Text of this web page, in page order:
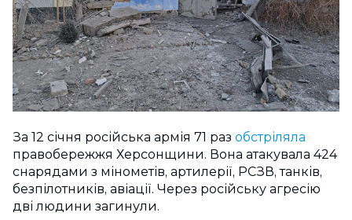
За 12 січня російська армія 71 раз обстріляла
правобережжя Херсонщини. Вона атакувала 424
снарядами з мінометів, артилерії, РСЗВ, танків,
безпілотників, авіації. Через російську агресію
дві людини загинули.